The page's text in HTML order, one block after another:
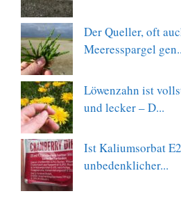
Der Queller, oft
Meeresspargel
Löwenzahn ist
und lecker – D...
Ist Kaliumsorbat
unbedenklicher...